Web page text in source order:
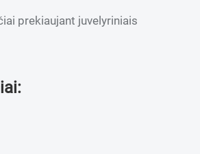
prekiaujant juvelyriniais